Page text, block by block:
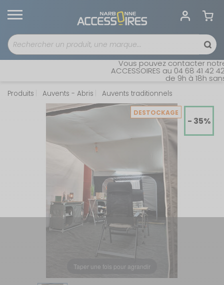
Vous pouvez contacter notre
ACCESSOIRES au 04 68 41 42
de 9h à 18h
Produits Auvents - Abris Auvents traditionnels
DESTOCKAGE
- 35%
Taper une fois pour agrandir